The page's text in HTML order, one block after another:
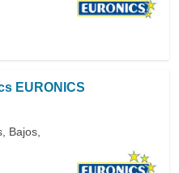
EURONICS
Bajos,